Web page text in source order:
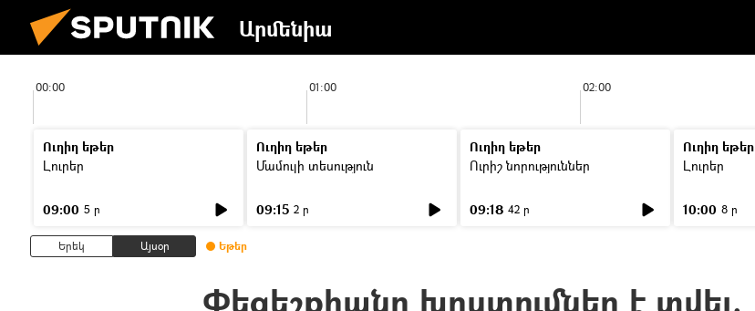
Արմենիա
00:00 01:00 02:00
Ուղիղ եթեր
Լուրեր
09:00 5 ր
Ուղիղ եթեր
Մամուլի տեսություն
09:15 2 ր
Ուղիղ եթեր
Ուրիշ նորություններ
09:18 42 ր
Ուղիղ եթեր
Լուրեր
10:00 8 ր
Երեկ Այսօր Եթեր
Փեզեշքիանը խոստումներ է տվել.